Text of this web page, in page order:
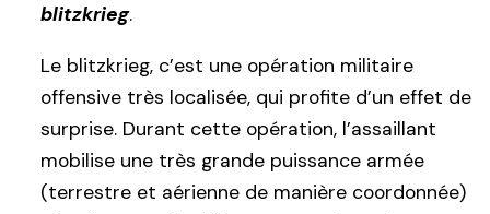
blitzkrieg.
Le blitzkrieg, c’est une opération militaire
offensive très localisée, qui profite d’un effet de
surprise. Durant cette opération, l’assaillant
mobilise une très grande puissance armée
(terrestre et aérienne de manière coordonnée)